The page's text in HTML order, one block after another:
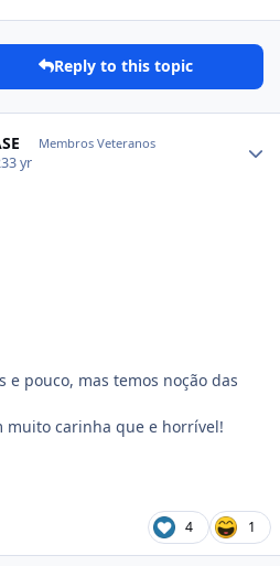
Reply to this topic
Membros Veteranos
3 yr
e pouco, mas temos noção das
muito carinha que e horrível!
4 1